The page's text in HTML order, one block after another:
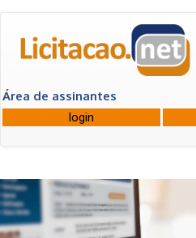
Área de assinantes